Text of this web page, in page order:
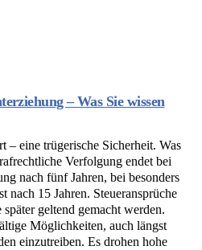
– Was Sie wissen
– eine trügerische Sicherheit. Was
Verfolgung endet bei
nach fünf Jahren, bei besonders
nach 15 Jahren. Steueransprüche
geltend gemacht werden.
Möglichkeiten, auch längst
einzutreiben. Es drohen hohe